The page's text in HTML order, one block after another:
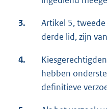
3.
Artikel 5,
derde lid, zijn
4.
hebben
definitieve